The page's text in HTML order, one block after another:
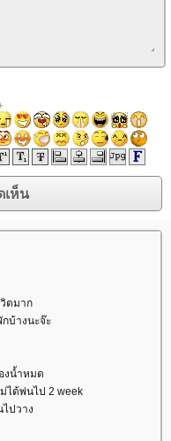
ตมาก
บ้างนะจ๊ะ
งน้ำหมด
ม่ได้พ่นไป 2 week
ปวาง